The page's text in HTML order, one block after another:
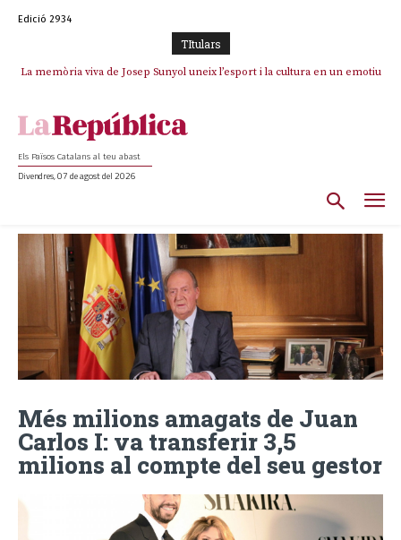
Edició 2934
TItulars
La memòria viva de Josep Sunyol uneix l’esport i la cultura en un emotiu
Els Països Catalans al teu abast
Divendres, 07 de agost del 2026
Més milions amagats de Juan
Carlos I: va transferir 3,5
milions al compte del seu gestor